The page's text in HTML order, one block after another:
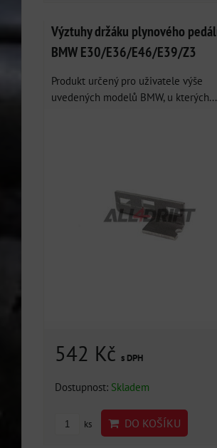
Výztuhy držáku plynového
BMW E30/E36/E46/E39/Z3
Produkt určený pro uživatele výše
uvedených modelů BMW, u kterých...
542 Kč s DPH
Dostupnost: Skladem
ks DO KOŠÍKU